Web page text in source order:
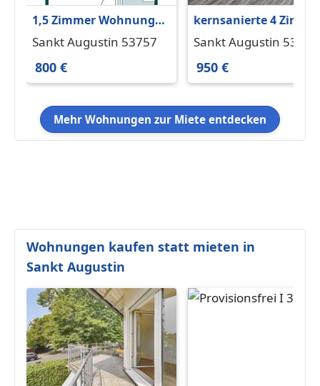
1,5 Zimmer Wohnung
zu Vermieten
Sankt Augustin 53757
800 €
kernsanierte 4
Wohnung sofort
Sankt Augustin 53757
950 €
Mehr Wohnungen zur Miete entdecken
Wohnungen kaufen statt mieten in
Sankt Augustin